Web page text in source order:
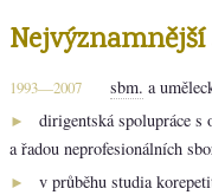
1993—2007 sbm. a
►
dirigentská spolupráce
a řadou neprofesionálních
► v průběhu studia